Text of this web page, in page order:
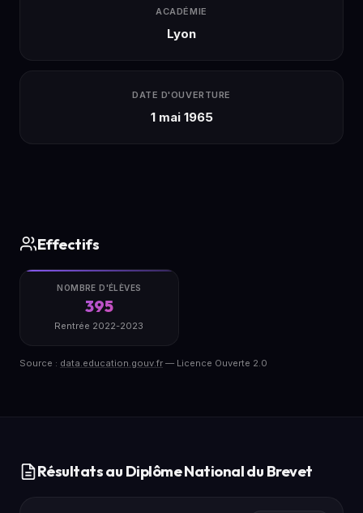
ACADÉMIE
Lyon
DATE D'OUVERTURE
1 mai 1965
Effectifs
NOMBRE D'ÉLÈVES
395
Rentrée 2022-2023
Source : data.education.gouv.fr — Licence Ouverte 2.0
Résultats au Diplôme National du Brevet